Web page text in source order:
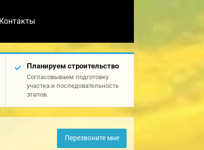
Контакты
Планируем строительство
Согласовываем подготовку
участка и последовательность
этапов.
Перезвоните мне